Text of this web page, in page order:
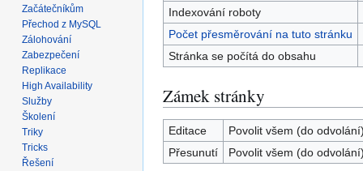
Indexování roboty
Počet přesměrování na tuto stránku
Stránka se počítá do obsahu
Zámek stránky
Editace
Povolit všem (do
Přesunutí
Povolit všem (do
Začátečníkům
Přechod z MySQL
Zálohování
Zabezpečení
Replikace
High Availability
Služby
Školení
Triky
Tricks
Řešení